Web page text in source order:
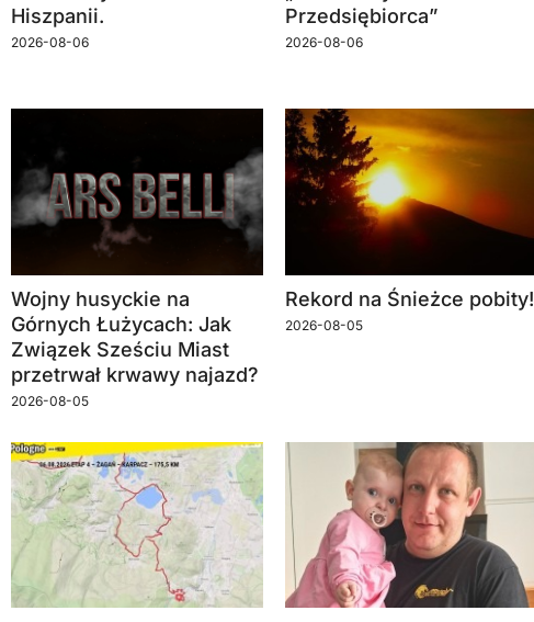
Hiszpanii.
2026-08-06
Przedsiębiorca”
2026-08-06
Wojny husyckie na
Górnych Łużycach: Jak
Związek Sześciu Miast
przetrwał krwawy najazd?
2026-08-05
Rekord na Śnieżce pobity!
2026-08-05